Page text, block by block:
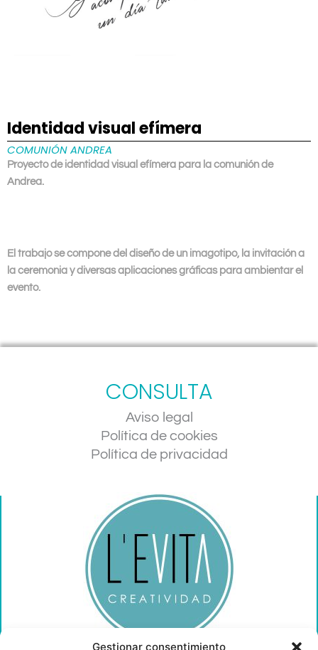
Gestionar consentimiento
Identidad visual efímera
COMUNIÓN ANDREA
Proyecto de identidad visual efímera para la comunión de
Andrea.
El trabajo se compone del diseño de un imagotipo, la invitación a
la ceremonia y diversas aplicaciones gráficas para ambientar el
evento.
CONSULTA
Aviso legal
Política de cookies
Política de privacidad